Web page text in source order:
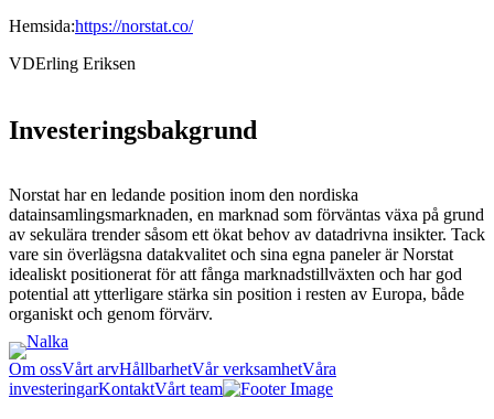
Hemsida:https://norstat.co/
VDErling Eriksen
Investeringsbakgrund
Norstat har en ledande position inom den nordiska
datainsamlingsmarknaden, en marknad som förväntas växa på grund
av sekulära trender såsom ett ökat behov av datadrivna insikter. Tack
vare sin överlägsna datakvalitet och sina egna paneler är Norstat
idealiskt positionerat för att fånga marknadstillväxten och har god
potential att ytterligare stärka sin position i resten av Europa, både
organiskt och genom förvärv.
Om ossVårt arvHållbarhetVår verksamhetVåra
investeringarKontaktVårt team